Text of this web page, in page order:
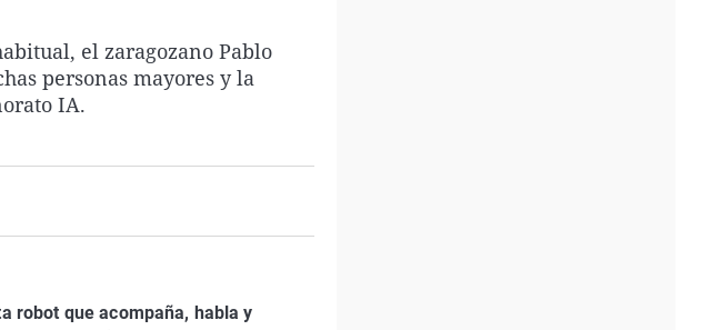
el zaragozano Pablo
personas mayores y la
IA.
robot que acompaña, habla y